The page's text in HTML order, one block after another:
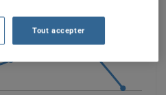
Tout accepter